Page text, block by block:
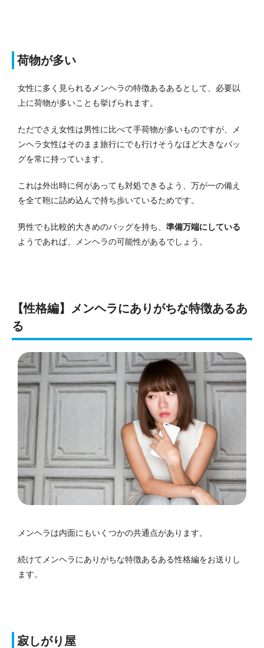
荷物が多い
女性に多く見られるメンヘラの特徴あるあるとして、必要以
上に荷物が多いことも挙げられます。
ただでさえ女性は男性に比べて手荷物が多いものですが、メ
ンヘラ女性はそのまま旅行にでも行けそうなほど大きなバッ
グを常に持っています。
これは外出時に何があっても対処できるよう、万が一の備え
を全て鞄に詰め込んで持ち歩いているためです。
男性でも比較的大きめのバッグを持ち、 準備万端にしている
ようであれば、メンヘラの可能性があるでしょう。
【性格編】メンヘラにありがちな特徴あるあ
る
メンヘラは内面にもいくつかの共通点があります。
続けてメンヘラにありがちな特徴あるある性格編をお送りし
ます。
寂しがり屋